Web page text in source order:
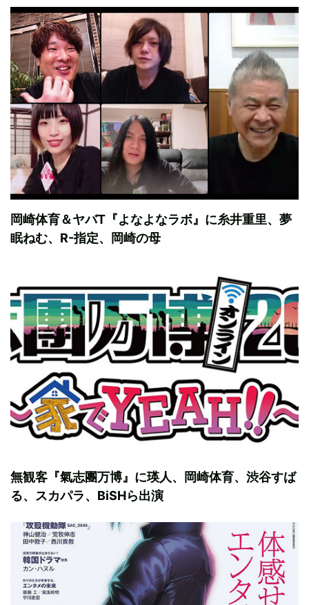
岡崎体育＆ヤバT『よなよなラボ』に糸井重里、夢
眠ねむ、R-指定、岡崎の母
無観客『氣志團万博』に瑛人、岡崎体育、渋谷すば
る、スカパラ、BiSHら出演